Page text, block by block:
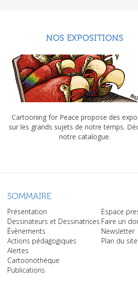
NOS EXPOSITIONS
Cartooning for Peace propose des
sur les grands sujets de notre temps.
notre catalogue.
SOMMAIRE
Présentation
Dessinateurs et Dessinatrices
Évènements
Actions pédagogiques
Alertes
Cartoonothèque
Publications
Espace
Faire un
Newsletter
Plan du site